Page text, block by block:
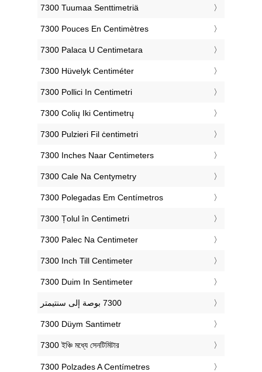
‎7300 Tuumaa Senttimetriä
‎7300 Pouces En Centimètres
‎7300 Palaca U Centimetara
‎7300 Hüvelyk Centiméter
‎7300 Pollici In Centimetri
‎7300 Colių Iki Centimetrų
‎7300 Pulzieri Fil ċentimetri
‎7300 Inches Naar Centimeters
‎7300 Cale Na Centymetry
‎7300 Polegadas Em Centímetros
‎7300 Țolul în Centimetri
‎7300 Palec Na Centimeter
‎7300 Inch Till Centimeter
‎7300 Duim In Sentimeter
‎7300 Düym Santimetr
‎7300 ইঞ্চি মধ্যে সেনটিমিটার
‎7300 Polzades A Centímetres